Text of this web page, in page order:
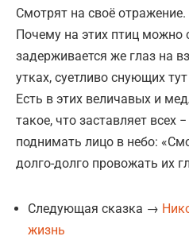
Смотрят на своё отражение.
Почему на этих птиц можно
задерживается же глаз на
утках, суетливо снующих
Есть в этих величавых и
такое, что заставляет всех
поднимать лицо в небо:
долго-долго провожать их
Следующая сказка →
жизнь